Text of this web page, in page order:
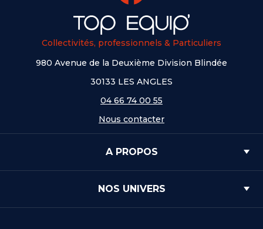
Collectivités, professionnels & Particuliers
980 Avenue de la Deuxième Division Blindée
30133 LES ANGLES
04 66 74 00 55
Nous contacter
A PROPOS
NOS UNIVERS